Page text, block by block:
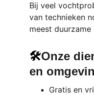
Bij veel
van technieken
meest
🛠️Onze
en
Gratis en